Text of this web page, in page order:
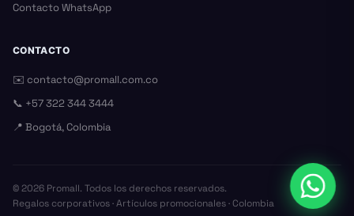
Contacto WhatsApp
CONTACTO
✉️ contacto@promall.com.co
📞 +57 322 344 3444
📍 Bogotá, Colombia
©2026 Promall. Todos los derechos reservados.
Regalos corporativos · Artículos promocionales · Colombia